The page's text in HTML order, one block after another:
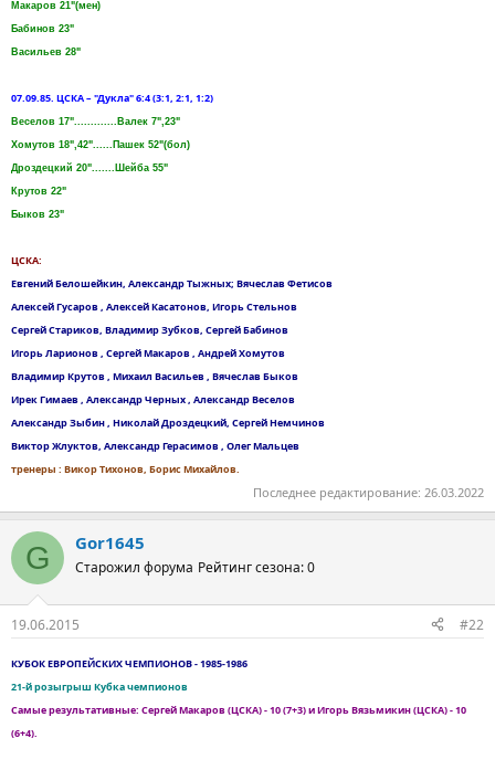
Макаров 21"(мен)
Бабинов 23"
Васильев 28"
07.09.85. ЦСКА – "Дукла" 6:4 (3:1, 2:1, 1:2)
Веселов 17".............Валек 7",23"
Хомутов 18",42"......Пашек 52"(бол)
Дроздецкий 20".......Шейба 55"
Крутов 22"
Быков 23"
ЦСКА:
Евгений Белошейкин, Александр Тыжных; Вячеслав Фетисов
Алексей Гусаров , Алексей Касатонов, Игорь Стельнов
Сергей Стариков, Владимир Зубков, Сергей Бабинов
Игорь Ларионов , Сергей Макаров , Андрей Хомутов
Владимир Крутов , Михаил Васильев , Вячеслав Быков
Ирек Гимаев , Александр Черных , Александр Веселов
Александр Зыбин , Николай Дроздецкий, Сергей Немчинов
Виктор Жлуктов, Александр Герасимов , Олег Мальцев
тренеры : Викор Тихонов, Борис Михайлов.
Последнее редактирование: 26.03.2022
G Gor1645
Старожил форума Рейтинг сезона: 0
19.06.2015 #22
КУБОК ЕВРОПЕЙСКИХ ЧЕМПИОНОВ - 1985-1986
21-й розыгрыш Кубка чемпионов
Самые результативные: Сергей Макаров (ЦСКА) - 10 (7+3) и Игорь Вязьмикин (ЦСКА) - 10
(6+4).